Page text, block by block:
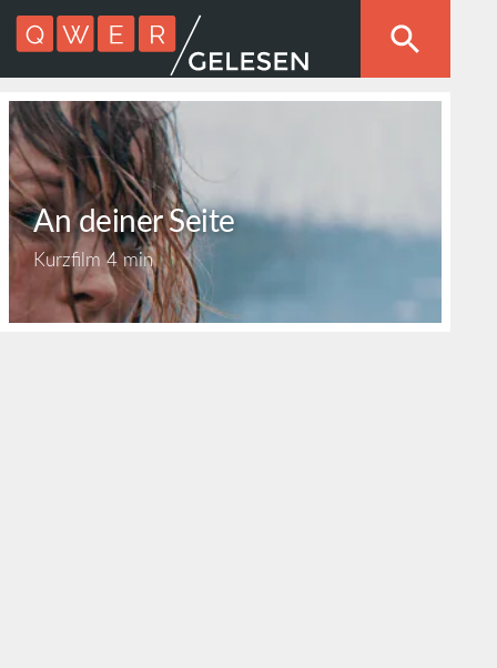
An deiner Seite
Kurzfilm4 min